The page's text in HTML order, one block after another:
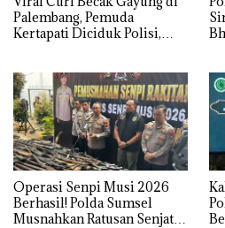
Palembang, Pemuda
Kertapati Diciduk Polisi,
Operasi Senpi Musi 2026
Berhasil! Polda Sumsel
Musnahkan Ratusan Senjata